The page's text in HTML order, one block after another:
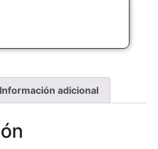
Información adicional